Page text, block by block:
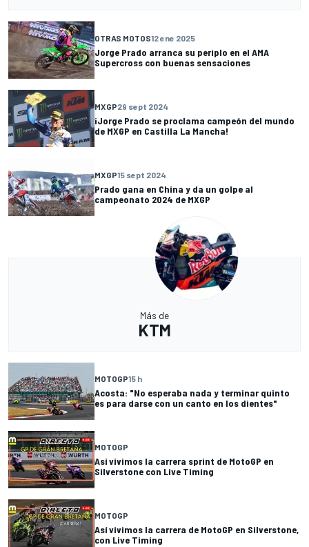
OTRAS MOTOS12 ene 2025
Jorge Prado arranca su periplo en el AMA
Supercross con buenas sensaciones
MXGP29 sept 2024
¡Jorge Prado se proclama campeón del mundo
de MXGP en Castilla La Mancha!
MXGP15 sept 2024
Prado gana en China y da un golpe al
campeonato 2024 de MXGP
Más de
KTM
MOTOGP15 h
Acosta: "No esperaba nada y terminar quinto
es para darse con un canto en los dientes"
MOTOGP
Así vivimos la carrera sprint de MotoGP en
Silverstone con Live Timing
MOTOGP
Así vivimos la carrera de MotoGP en Silverstone,
con Live Timing